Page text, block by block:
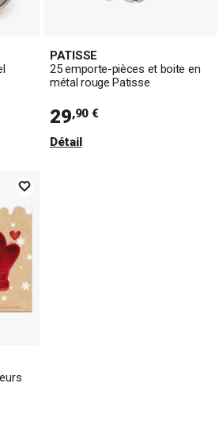
PATISSE
25 emporte-pièces et boite en
métal rouge Patisse
29,90 €
Détail